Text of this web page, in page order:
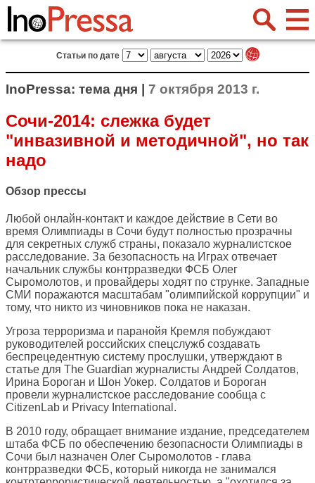
Статьи по дате
InoPressa: тема дня | 7 октября 2013 г.
Сочи-2014: слежка будет
"инвазивной и методичной", но так
надо
Обзор прессы
Любой онлайн-контакт и каждое действие в Сети во
время Олимпиады в Сочи будут полностью прозрачны
для секретных служб страны, показало журналистское
расследование. За безопасность на Играх отвечает
начальник службы контрразведки ФСБ Олег
Сыромолотов, и провайдеры ходят по струнке. Западные
СМИ поражаются масштабам "олимпийской коррупции" и
тому, что никто из чиновников пока не наказан.
Угроза терроризма и паранойя Кремля побуждают
руководителей российских спецслужб создавать
беспрецедентную систему прослушки, утверждают в
статье для The Guardian журналисты Андрей Солдатов,
Ирина Бороган и Шон Уокер. Солдатов и Бороган
провели журналистское расследование сообща с
CitizenLab и Privacy International.
В 2010 году, обращает внимание издание, председателем
штаба ФСБ по обеспечению безопасности Олимпиады в
Сочи был назначен Олег Сыромолотов - глава
контрразведки ФСБ, который никогда не занимался